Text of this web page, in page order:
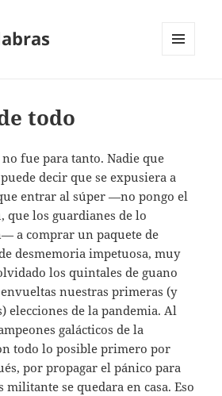
todo
fue para tanto. Nadie que
decir que se expusiera a
entrar al súper —no pongo el
que los guardianes de lo
a comprar un paquete de
desmemoria impetuosa, muy
los quintales de guano
nuestras primeras (y
elecciones de la pandemia. Al
galácticos de la
todo lo posible primero por
por propagar el pánico para
militante se quedara en casa. Eso